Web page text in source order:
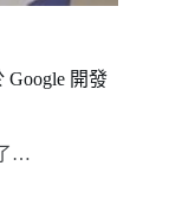
Google 開發
…